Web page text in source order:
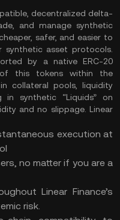
decentralized delta-
and manage synthetic
safer, and easier to
asset protocols.
by a native ERC-20
of this tokens within the
collateral pools, liquidity
in synthetic “Liquids” on
and no slippage. Linear
execution at
no matter if you are a
Linear Finance’s
risk.